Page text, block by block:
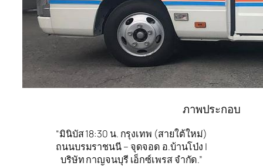
ภาพประกอบ
“มินิบัส 18:30 น. กรุงเทพ (สายใต้ใหม่)
ถนนบรมราชนนี – จุดจอด อ.บ้านโป่ง |
บริษัท กาญจนบุรี เอ็กซ์เพรส จำกัด.”